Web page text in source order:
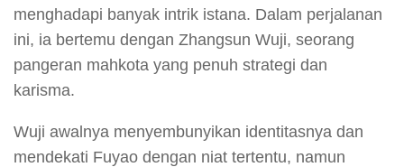
menghadapi banyak intrik istana. Dalam perjalanan
ini, ia bertemu dengan Zhangsun Wuji, seorang
pangeran mahkota yang penuh strategi dan
karisma.
Wuji awalnya menyembunyikan identitasnya dan
mendekati Fuyao dengan niat tertentu, namun